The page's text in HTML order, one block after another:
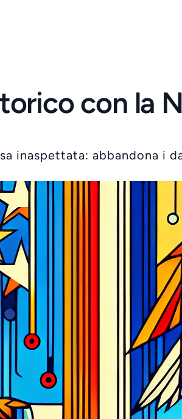
con la
inaspettata: abbandona i